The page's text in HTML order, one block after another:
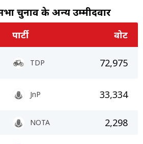
चुनाव के अन्य उम्मीदवार
पार्टी वोट
TDP 72,975
JnP 33,334
NOTA 2,298